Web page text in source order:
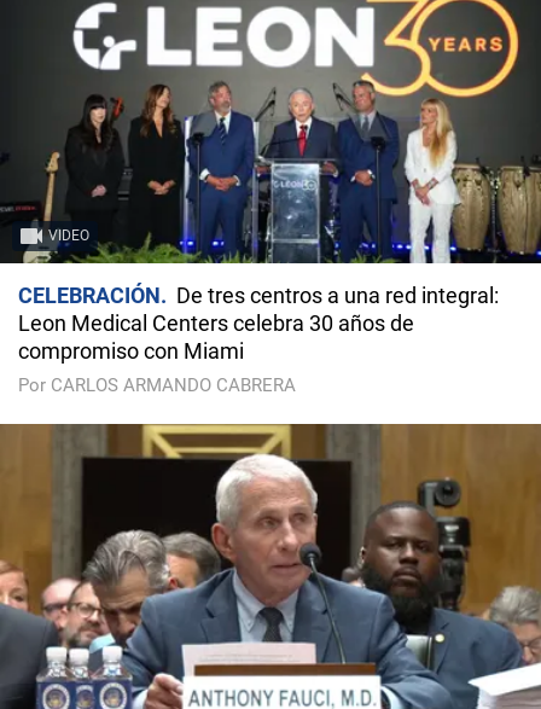
VIDEO
CELEBRACIÓN
De tres centros a una red integral:
Leon Medical Centers celebra 30 años de
compromiso con Miami
Por CARLOS ARMANDO CABRERA